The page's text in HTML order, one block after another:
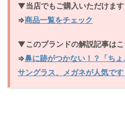
▼当店でもご購入いただけます
⇒商品一覧をチェック
▼このブランドの解説記事はこ
⇒鼻に跡がつかない！？「ち
サングラス、メガネが人気です